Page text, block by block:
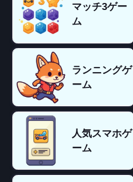
マッチ3ゲー
ム
ランニングゲ
ーム
人気スマホゲ
ーム